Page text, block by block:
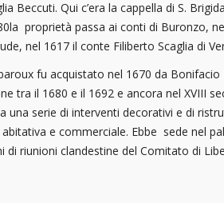
Qui c’era la cappella di S.
proprietà passa ai conti di Buronzo,
nel 1617 il conte Filiberto Scaglia di
fu acquistato nel 1670 da
il 1680 e il 1692 e ancora nel XVIII
serie di interventi decorativi e di
e commerciale. Ebbe sede nel
riunioni clandestine del Comitato di